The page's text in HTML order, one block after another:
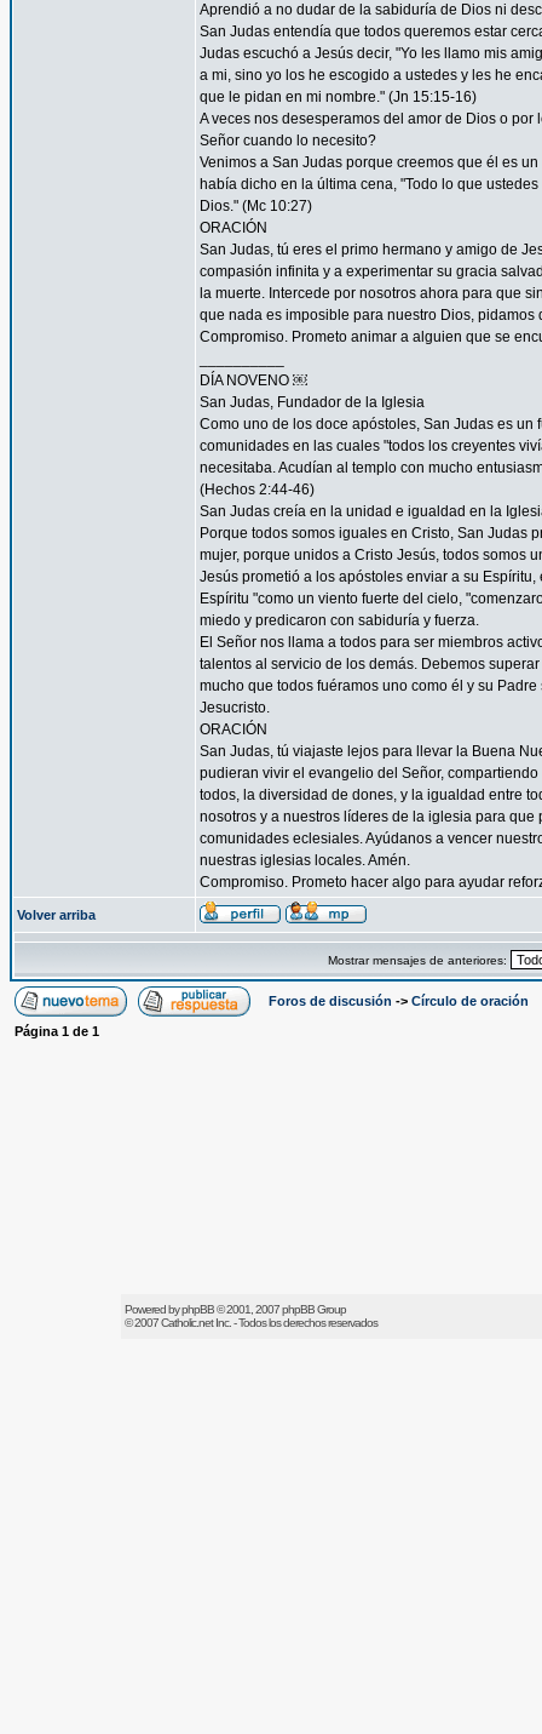
Aprendió a no dudar de la sabiduría de Dios ni
San Judas entendía que todos queremos estar
Judas escuchó a Jesús decir, "Yo les llamo mis
a mi, sino yo los he escogido a ustedes y les he
que le pidan en mi nombre." (Jn 15:15-16)
A veces nos desesperamos del amor de Dios o
Señor cuando lo necesito?
Venimos a San Judas porque creemos que él es
había dicho en la última cena, "Todo lo que
Dios." (Mc 10:27)
ORACIÓN
San Judas, tú eres el primo hermano y amigo de
compasión infinita y a experimentar su gracia
la muerte. Intercede por nosotros ahora para que
que nada es imposible para nuestro Dios,
Compromiso. Prometo animar a alguien que se
DÍA NOVENO ￼
San Judas, Fundador de la Iglesia
Como uno de los doce apóstoles, San Judas es
comunidades en las cuales "todos los creyentes
necesitaba. Acudían al templo con mucho
(Hechos 2:44-46)
San Judas creía en la unidad e igualdad en la
Porque todos somos iguales en Cristo, San Judas
mujer, porque unidos a Cristo Jesús, todos somos
Jesús prometió a los apóstoles enviar a su
Espíritu "como un viento fuerte del cielo,
miedo y predicaron con sabiduría y fuerza.
El Señor nos llama a todos para ser miembros
talentos al servicio de los demás. Debemos
mucho que todos fuéramos uno como él y su
Jesucristo.
ORACIÓN
San Judas, tú viajaste lejos para llevar la Buena
pudieran vivir el evangelio del Señor,
todos, la diversidad de dones, y la igualdad entre
nosotros y a nuestros líderes de la iglesia para
comunidades eclesiales. Ayúdanos a vencer
nuestras iglesias locales. Amén.
Compromiso. Prometo hacer algo para ayudar
Volver arriba
Mostrar mensajes de anteriores:
Foros de discusión -> Círculo de oración
Página 1 de 1
Powered byphpBB© 2001, 2007 phpBB Group
© 2007Catholic.netInc. - Todos los derechos reservados